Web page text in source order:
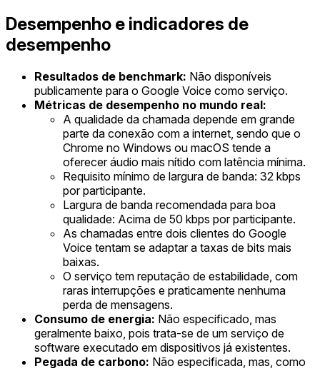
Desempenho e indicadores de
desempenho
Resultados de benchmark: Não disponíveis
publicamente para o Google Voice como serviço.
Métricas de desempenho no mundo real:
A qualidade da chamada depende em grande
parte da conexão com a internet, sendo que o
Chrome no Windows ou macOS tende a
oferecer áudio mais nítido com latência mínima.
Requisito mínimo de largura de banda: 32 kbps
por participante.
Largura de banda recomendada para boa
qualidade: Acima de 50 kbps por participante.
As chamadas entre dois clientes do Google
Voice tentam se adaptar a taxas de bits mais
baixas.
O serviço tem reputação de estabilidade, com
raras interrupções e praticamente nenhuma
perda de mensagens.
Consumo de energia: Não especificado, mas
geralmente baixo, pois trata-se de um serviço de
software executado em dispositivos já existentes.
Pegada de carbono: Não especificada, mas, como